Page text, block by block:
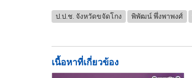
ป.ป.ช. จังหวัดขจัดโกง พิพัฒน์ พึ่งพาพงศ์
เนื้อหาที่เกี่ยวข้อง